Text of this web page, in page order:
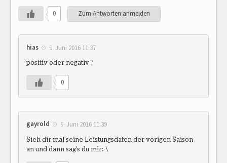
0 Zum Antworten anmelden
hias 9. Juni 2016 11:37
positiv oder negativ ?
0
gayrold 9. Juni 2016 11:39
Sieh dir mal seine Leistungsdaten der vorigen Saison
an und dann sag’s du mir:-\